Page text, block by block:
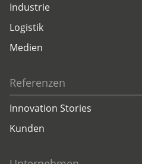
Industrie
Logistik
Medien
Referenzen
Innovation Stories
Kunden